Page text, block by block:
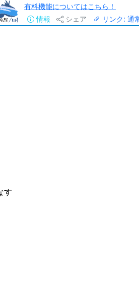
有料機能についてはこちら！
情報
シェア リンク: 通